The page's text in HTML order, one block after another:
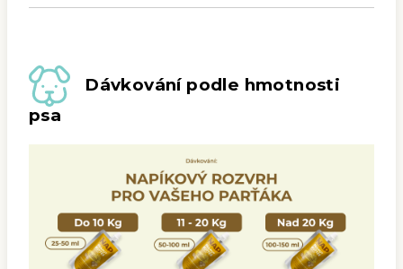
Dávkování podle hmotnosti
psa